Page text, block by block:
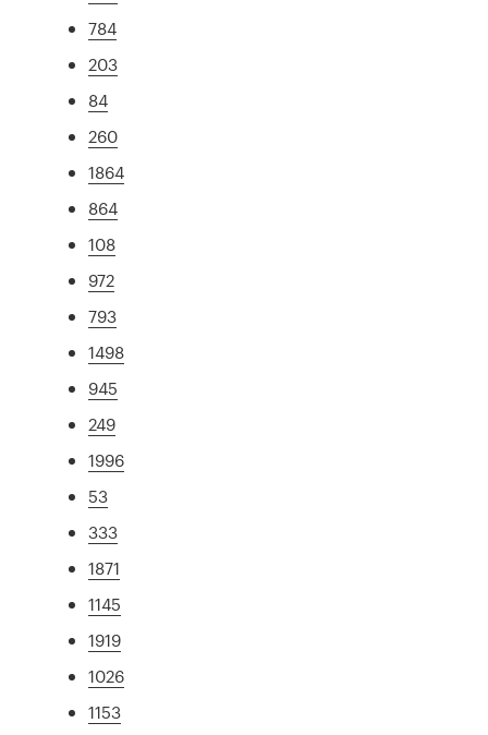
784
203
84
260
1864
864
108
972
793
1498
945
249
1996
53
333
1871
1145
1919
1026
1153